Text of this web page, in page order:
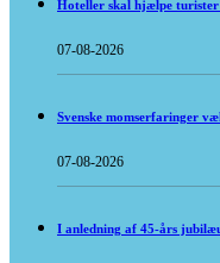
Hoteller skal hjælpe
07-08-2026
Svenske momserfaringer
07-08-2026
I anledning af 45-års